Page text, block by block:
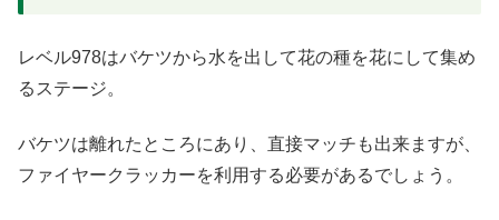
レベル978はバケツから水を出して花の種を花にして集め
るステージ。
バケツは離れたところにあり、直接マッチも出来ますが、
ファイヤークラッカーを利用する必要があるでしょう。